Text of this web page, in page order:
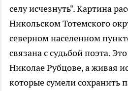
селу исчезнуть". Картина
Никольском Тотемского
северном населенном
связана с судьбой поэта.
Николае Рубцове, а живая
которые сумели сохранить